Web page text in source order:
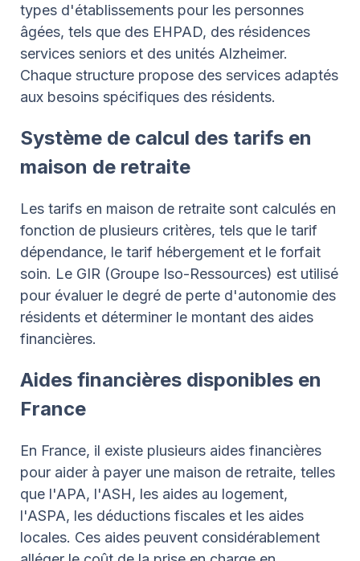
types d'établissements pour les personnes
âgées, tels que des EHPAD, des résidences
services seniors et des unités Alzheimer.
Chaque structure propose des services adaptés
aux besoins spécifiques des résidents.
Système de calcul des tarifs en
maison de retraite
Les tarifs en maison de retraite sont calculés en
fonction de plusieurs critères, tels que le tarif
dépendance, le tarif hébergement et le forfait
soin. Le GIR (Groupe Iso-Ressources) est utilisé
pour évaluer le degré de perte d'autonomie des
résidents et déterminer le montant des aides
financières.
Aides financières disponibles en
France
En France, il existe plusieurs aides financières
pour aider à payer une maison de retraite, telles
que l'APA, l'ASH, les aides au logement,
l'ASPA, les déductions fiscales et les aides
locales. Ces aides peuvent considérablement